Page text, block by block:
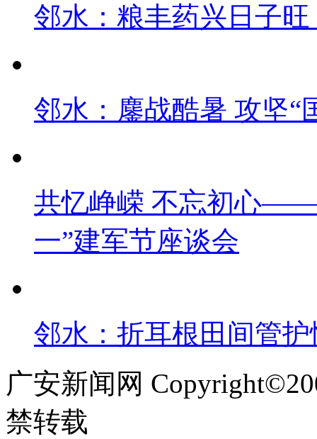
邻水：粮丰药兴日子
邻水：鏖战酷暑 攻坚“
共忆峥嵘 不忘初心——
一”建军节座谈会
邻水：折耳根田间管
广安新闻网
禁转载